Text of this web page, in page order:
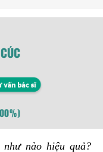
như nào hiệu quả?